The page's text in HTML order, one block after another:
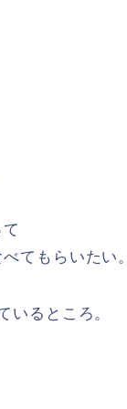
てもらいたい。
いるところ。